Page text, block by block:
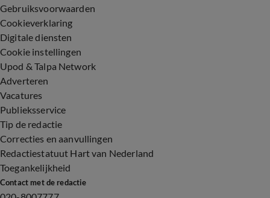
Gebruiksvoorwaarden
Cookieverklaring
Digitale diensten
Cookie instellingen
Upod & Talpa Network
Adverteren
Vacatures
Publieksservice
Tip de redactie
Correcties en aanvullingen
Redactiestatuut Hart van Nederland
Toegankelijkheid
Contact met de redactie